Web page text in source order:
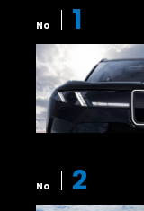
No 1
No 2